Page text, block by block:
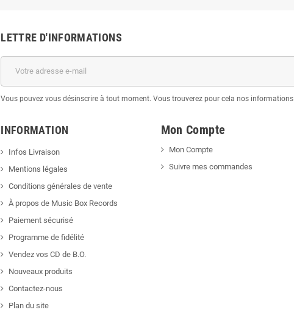
LETTRE D'INFORMATIONS
Vous pouvez vous désinscrire à tout moment. Vous trouverez pour cela nos
INFORMATION
Infos Livraison
Mentions légales
Conditions générales de vente
À propos de Music Box Records
Paiement sécurisé
Programme de fidélité
Vendez vos CD de B.O.
Nouveaux produits
Contactez-nous
Plan du site
Mon Compte
Mon Compte
Suivre mes commandes